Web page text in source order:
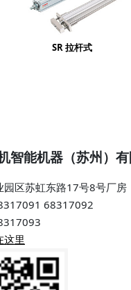
SR 拉杆式
智能机器（苏州）
园区苏虹东路17号8号厂房
68317092
这里